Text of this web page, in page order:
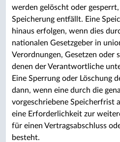
werden gelöscht oder
Speicherung entfällt. Eine
hinaus erfolgen, wenn dies
nationalen Gesetzgeber in
Verordnungen, Gesetzen oder
denen der Verantwortliche
Eine Sperrung oder Löschung
dann, wenn eine durch die
vorgeschriebene Speicherfrist
eine Erforderlichkeit zur
für einen Vertragsabschluss
besteht.